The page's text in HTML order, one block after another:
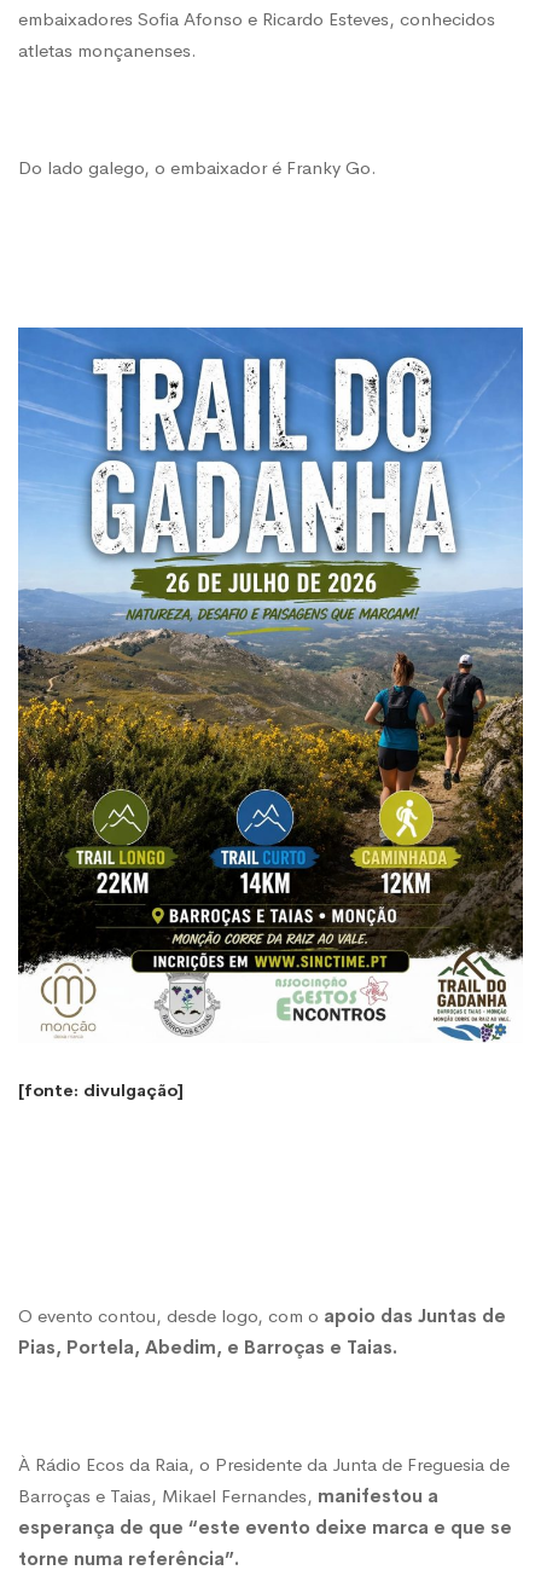
embaixadores Sofia Afonso e Ricardo Esteves, conhecidos
atletas monçanenses.
Do lado galego, o embaixador é Franky Go.
[fonte: divulgação]
O evento contou, desde logo, com o apoio das Juntas de
Pias, Portela, Abedim, e Barroças e Taias.
À Rádio Ecos da Raia, o Presidente da Junta de Freguesia de
Barroças e Taias, Mikael Fernandes, manifestou a
esperança de que “este evento deixe marca e que se
torne numa referência”.